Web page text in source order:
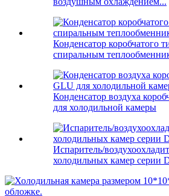
Конденсатор коробчатого
спиральным
Конденсатор воздуха
для холодильной камеры
Испаритель/
холодильных камер серии